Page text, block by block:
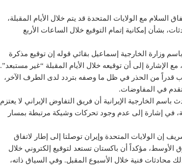
السلام مع الولايات المتحدة قد يتم خلال الأيام المقبلة،
بشأن إمكانية إتمام التوقيع خلال الساعات الأربع
وزارة الخارجية إسماعيل بقائي قوله إن توقيع مذكرة
مع الإشارة إلى أن توقيعه خلال الأيام المقبلة “غير مستبعد”.
قدراً من الحذر في ظل ما وصفه بتردد لدى الطرف الآخر،
في المفاوضات.
الخارجية الإيرانية أن فريق التفاوض الإيراني لا يعتزم
في إشارة إلى عدم وجود تحركات وشيكة مرتبطة بمسار
إن الولايات المتحدة وإيران توصلتا إلى إطار لاتفاق
مؤكداً أن باكستان تستعد لتوقيع إلكتروني خلال
محادثات فنية خلال الأسبوع المقبل. وفي السياق ذاته،